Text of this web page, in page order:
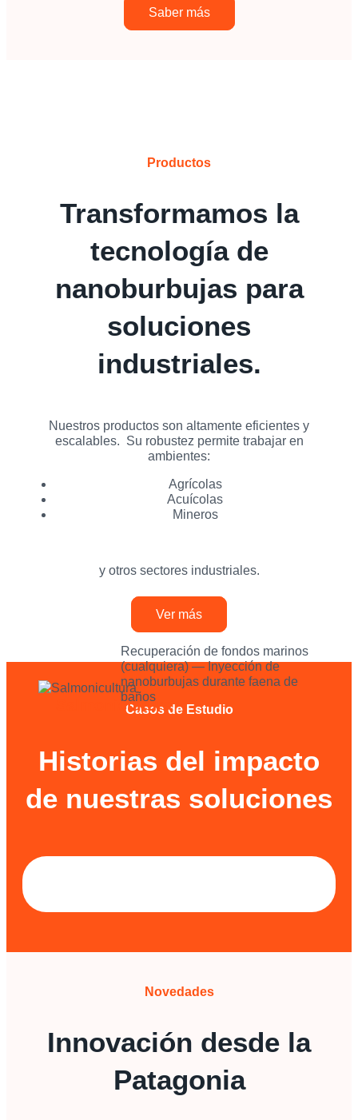
Saber más
Productos
Transformamos la
tecnología de
nanoburbujas para
soluciones
industriales.
Nuestros productos son altamente eficientes y
escalables. Su robustez permite trabajar en
ambientes:
Agrícolas
Acuícolas
Mineros
y otros sectores industriales.
Ver más
Casos de Estudio
Historias del impacto
de nuestras soluciones
Salmonicultura
Recuperación de fondos marinos
(cualquiera) — Inyección de
nanoburbujas durante faena de
baños
Novedades
Innovación desde la
Patagonia